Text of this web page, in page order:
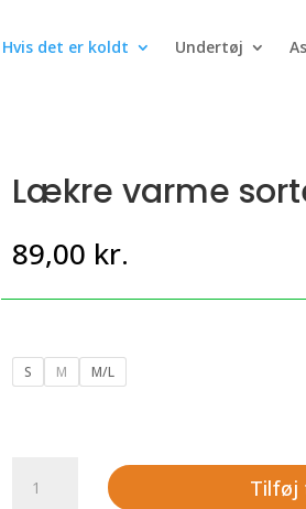
Hvis det er koldt Undertøj
Lækre varme
89,00 kr.
S M M/L
varme
Tilføj